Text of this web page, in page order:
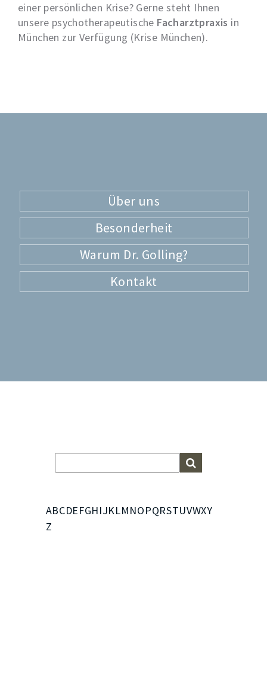
einer persönlichen Krise? Gerne steht Ihnen
unsere psychotherapeutische Facharztpraxis in
München zur Verfügung (Krise München).
Über uns
Besonderheit
Warum Dr. Golling?
Kontakt
ABCDEFGHIJKLMNOPQRSTUVWXY
Z